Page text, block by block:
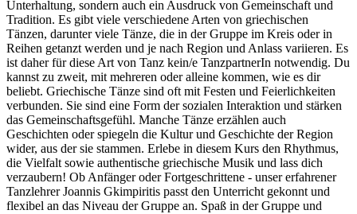
Unterhaltung, sondern auch ein Ausdruck von Gemeinschaft und
Tradition. Es gibt viele verschiedene Arten von griechischen
Tänzen, darunter viele Tänze, die in der Gruppe im Kreis oder in
Reihen getanzt werden und je nach Region und Anlass variieren. Es
ist daher für diese Art von Tanz kein/e TanzpartnerIn notwendig. Du
kannst zu zweit, mit mehreren oder alleine kommen, wie es dir
beliebt. Griechische Tänze sind oft mit Festen und Feierlichkeiten
verbunden. Sie sind eine Form der sozialen Interaktion und stärken
das Gemeinschaftsgefühl. Manche Tänze erzählen auch
Geschichten oder spiegeln die Kultur und Geschichte der Region
wider, aus der sie stammen. Erlebe in diesem Kurs den Rhythmus,
die Vielfalt sowie authentische griechische Musik und lass dich
verzaubern! Ob Anfänger oder Fortgeschrittene - unser erfahrener
Tanzlehrer Joannis Gkimpiritis passt den Unterricht gekonnt und
flexibel an das Niveau der Gruppe an. Spaß in der Gruppe und